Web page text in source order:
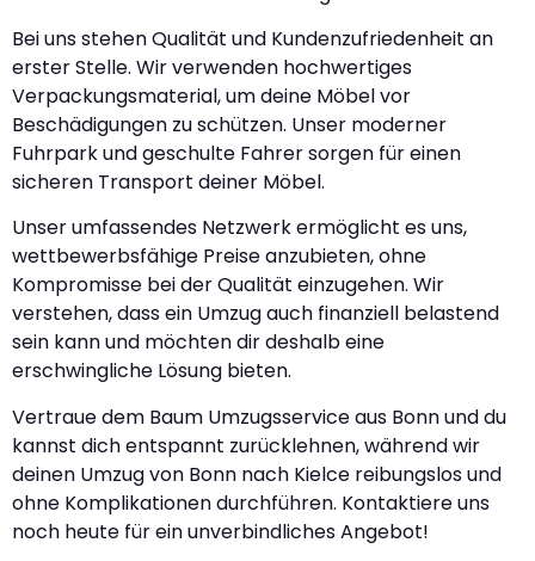
Bei uns stehen Qualität und Kundenzufriedenheit an
erster Stelle. Wir verwenden hochwertiges
Verpackungsmaterial, um deine Möbel vor
Beschädigungen zu schützen. Unser moderner
Fuhrpark und geschulte Fahrer sorgen für einen
sicheren Transport deiner Möbel.
Unser umfassendes Netzwerk ermöglicht es uns,
wettbewerbsfähige Preise anzubieten, ohne
Kompromisse bei der Qualität einzugehen. Wir
verstehen, dass ein Umzug auch finanziell belastend
sein kann und möchten dir deshalb eine
erschwingliche Lösung bieten.
Vertraue dem Baum Umzugsservice aus Bonn und du
kannst dich entspannt zurücklehnen, während wir
deinen Umzug von Bonn nach Kielce reibungslos und
ohne Komplikationen durchführen. Kontaktiere uns
noch heute für ein unverbindliches Angebot!